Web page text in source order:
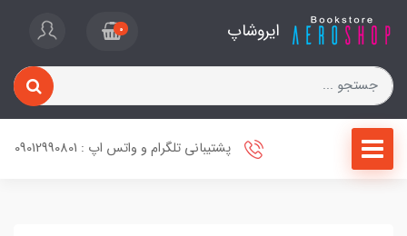
ایروشاپ 0
پشتیبانی تلگرام و واتس اپ : 09012990801